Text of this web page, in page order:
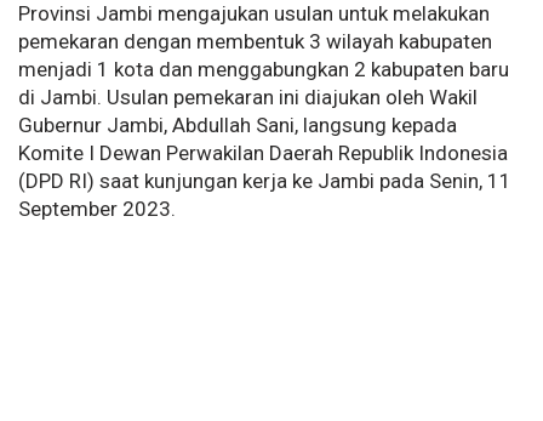
Provinsi Jambi mengajukan usulan untuk melakukan
pemekaran dengan membentuk 3 wilayah kabupaten
menjadi 1 kota dan menggabungkan 2 kabupaten baru
di Jambi. Usulan pemekaran ini diajukan oleh Wakil
Gubernur Jambi, Abdullah Sani, langsung kepada
Komite I Dewan Perwakilan Daerah Republik Indonesia
(DPD RI) saat kunjungan kerja ke Jambi pada Senin, 11
September 2023.